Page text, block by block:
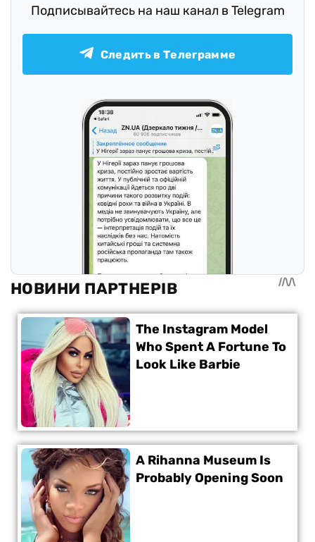
Подписывайтесь на наш канал в Telegram
Следить в Телеграмме